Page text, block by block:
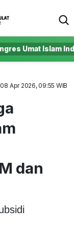
Umat Islam
Apr 2026, 09:55 WIB
dan